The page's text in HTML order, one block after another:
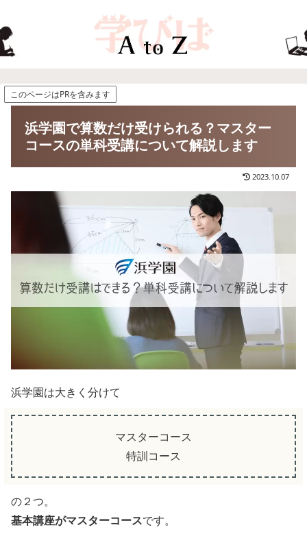
このページはPRを含みます
浜学園で算数だけ受けられる？マスター
コースの単科受講について解説します
2023.10.07
浜学園は大きく分けて
マスターコース
特訓コース
の２つ。
基本講座がマスターコースです。